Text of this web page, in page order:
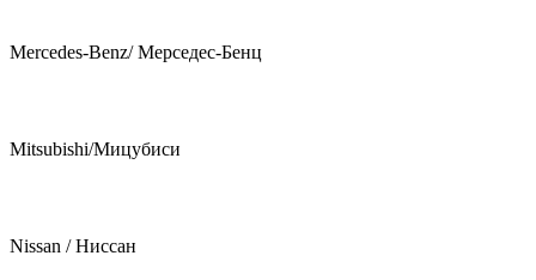
Mercedes-Benz/ Мерседес-Бенц
Mitsubishi/Мицубиси
Nissan / Ниссан